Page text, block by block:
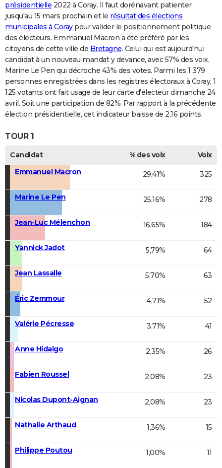
présidentielle 2022 à Coray. Il faut dorénavant patienter
jusqu'au 15 mars prochain et le résultat des élections
municipales à Coraypour valider le positionnement politique
des électeurs. Emmanuel Macron a été préféré par les
citoyens de cette ville de Bretagne. Celui qui est aujourd'hui
candidat à un nouveau mandat y devance, avec 57% des voix,
Marine Le Pen qui décroche 43% des votes. Parmi les 1 379
personnes enregistrées dans les registres électoraux à Coray, 1
125 votants ont fait usage de leur carte d'électeur dimanche 24
avril. Soit une participation de 82%. Par rapport à la précédente
élection présidentielle, cet indicateur baisse de 2,16 points.
TOUR 1
Candidat % des voix
Voix
Emmanuel Macron
29,41% 325
Marine Le Pen 25,16% 278
Jean-Luc Mélenchon 16,65% 184
Yannick Jadot 5,79% 64
Jean Lassalle 5,70% 63
Éric Zemmour 4,71% 52
Valérie Pécresse 3,71% 41
Anne Hidalgo 2,35% 26
Fabien Roussel 2,08% 23
Nicolas Dupont-Aignan 2,08% 23
Nathalie Arthaud 1,36% 15
Philippe Poutou 1,00% 11